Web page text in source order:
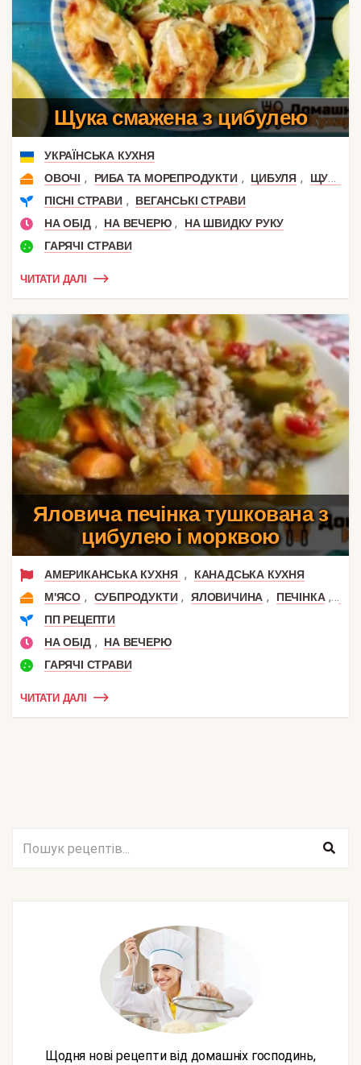
Щука смажена з цибулею
УКРАЇНСЬКА КУХНЯ
ОВОЧІ , РИБА ТА МОРЕПРОДУКТИ , ЦИБУЛЯ ,
ЩУКА
ПІСНІ СТРАВИ ,
ВЕГАНСЬКІ СТРАВИ
НА ОБІД , НА ВЕЧЕРЮ ,
НА ШВИДКУ РУКУ
ГАРЯЧІ СТРАВИ
ЧИТАТИ ДАЛІ
Яловича печінка тушкована з
цибулею і морквою
АМЕРИКАНСЬКА КУХНЯ ,
КАНАДСЬКА КУХНЯ
М'ЯСО , СУБПРОДУКТИ , ЯЛОВИЧИНА , ПЕЧІНКА ,
ПП РЕЦЕПТИ
НА ОБІД ,
НА ВЕЧЕРЮ
ГАРЯЧІ СТРАВИ
ЧИТАТИ ДАЛІ
Щодня нові рецепти від домашніх господинь,